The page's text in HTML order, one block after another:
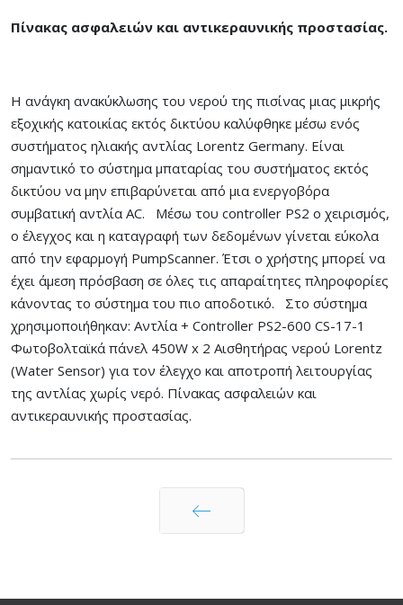
Πίνακας ασφαλειών και αντικεραυνικής προστασίας.
Η ανάγκη ανακύκλωσης του νερού της πισίνας μιας μικρής
εξοχικής κατοικίας εκτός δικτύου καλύφθηκε μέσω ενός
συστήματος ηλιακής αντλίας Lorentz Germany. Είναι
σημαντικό το σύστημα μπαταρίας του συστήματος εκτός
δικτύου να μην επιβαρύνεται από μια ενεργοβόρα
συμβατική αντλία AC. Μέσω του controller PS2 ο χειρισμός,
ο έλεγχος και η καταγραφή των δεδομένων γίνεται εύκολα
από την εφαρμογή PumpScanner. Έτσι ο χρήστης μπορεί να
έχει άμεση πρόσβαση σε όλες τις απαραίτητες πληροφορίες
κάνοντας το σύστημα του πιο αποδοτικό. Στο σύστημα
χρησιμοποιήθηκαν: Αντλία + Controller PS2-600 CS-17-1
Φωτοβολταϊκά πάνελ 450W x 2 Αισθητήρας νερού Lorentz
(Water Sensor) για τον έλεγχο και αποτροπή λειτουργίας
της αντλίας χωρίς νερό. Πίνακας ασφαλειών και
αντικεραυνικής προστασίας.